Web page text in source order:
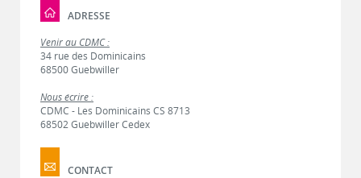
ADRESSE
Venir au CDMC :
34 rue des Dominicains
68500 Guebwiller
Nous écrire :
CDMC - Les Dominicains CS 8713
68502 Guebwiller Cedex
CONTACT